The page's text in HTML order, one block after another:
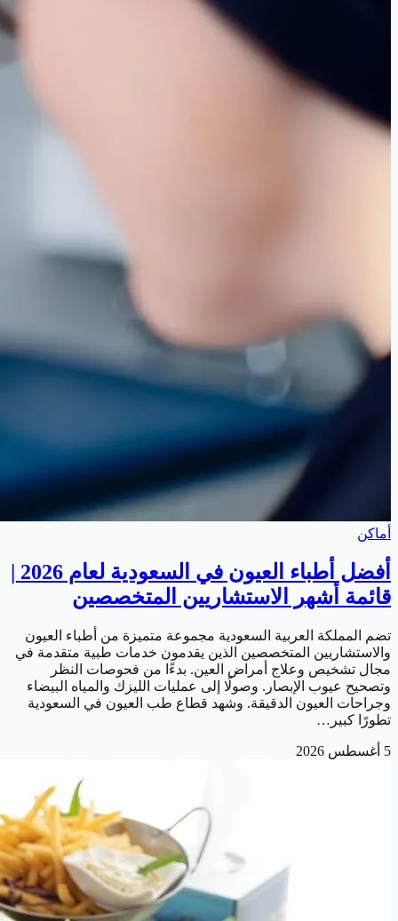
أماكن
أفضل أطباء العيون في السعودية لعام 2026 |
قائمة أشهر الاستشاريين المتخصصين
تضم المملكة العربية السعودية مجموعة متميزة من أطباء العيون
والاستشاريين المتخصصين الذين يقدمون خدمات طبية متقدمة في
مجال تشخيص وعلاج أمراض العين. بدءًا من فحوصات النظر
وتصحيح عيوب الإبصار. وصولًا إلى عمليات الليزك والمياه البيضاء
وجراحات العيون الدقيقة. وشهد قطاع طب العيون في السعودية
تطورًا كبير…
5 أغسطس 2026